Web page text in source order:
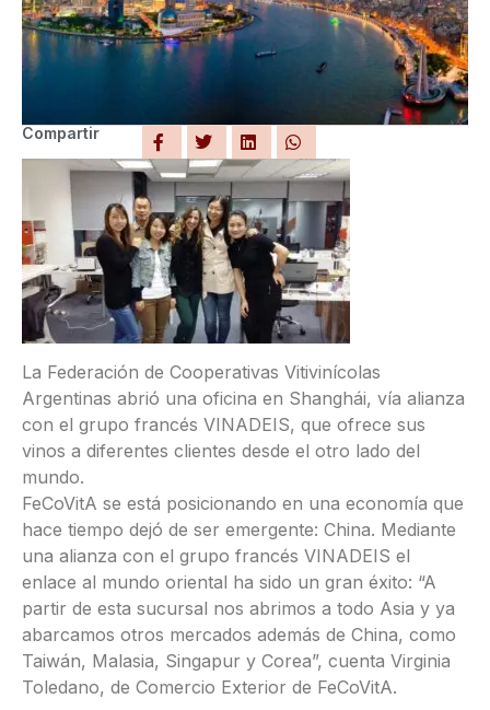
Compartir
La Federación de Cooperativas Vitivinícolas
Argentinas abrió una oficina en Shanghái, vía alianza
con el grupo francés VINADEIS, que ofrece sus
vinos a diferentes clientes desde el otro lado del
mundo.
FeCoVitA se está posicionando en una economía que
hace tiempo dejó de ser emergente: China. Mediante
una alianza con el grupo francés VINADEIS el
enlace al mundo oriental ha sido un gran éxito: “A
partir de esta sucursal nos abrimos a todo Asia y ya
abarcamos otros mercados además de China, como
Taiwán, Malasia, Singapur y Corea”, cuenta Virginia
Toledano, de Comercio Exterior de FeCoVitA.